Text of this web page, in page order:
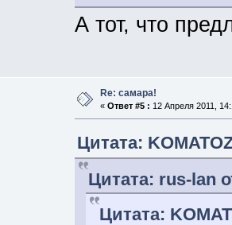
А тот, что
Re: самара!
«Ответ #5 : 12 Апреля 2011,
Цитата:
Цитата: rus-lan
Цитата: